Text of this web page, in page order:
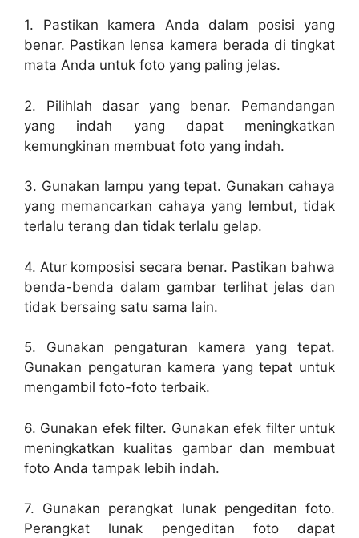
1. Pastikan kamera Anda dalam posisi yang
benar. Pastikan lensa kamera berada di tingkat
mata Anda untuk foto yang paling jelas.
2. Pilihlah dasar yang benar. Pemandangan
yang indah yang dapat meningkatkan
kemungkinan membuat foto yang indah.
3. Gunakan lampu yang tepat. Gunakan cahaya
yang memancarkan cahaya yang lembut, tidak
terlalu terang dan tidak terlalu gelap.
4. Atur komposisi secara benar. Pastikan bahwa
benda-benda dalam gambar terlihat jelas dan
tidak bersaing satu sama lain.
5. Gunakan pengaturan kamera yang tepat.
Gunakan pengaturan kamera yang tepat untuk
mengambil foto-foto terbaik.
6. Gunakan efek filter. Gunakan efek filter untuk
meningkatkan kualitas gambar dan membuat
foto Anda tampak lebih indah.
7. Gunakan perangkat lunak pengeditan foto.
Perangkat lunak pengeditan foto dapat